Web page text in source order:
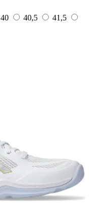
40 40,5
41,5